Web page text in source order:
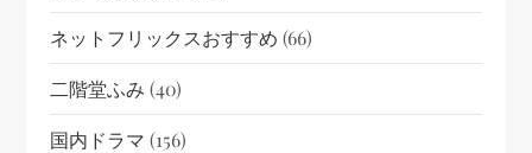
ネットフリックスおすすめ (66)
二階堂ふみ (40)
国内ドラマ (156)